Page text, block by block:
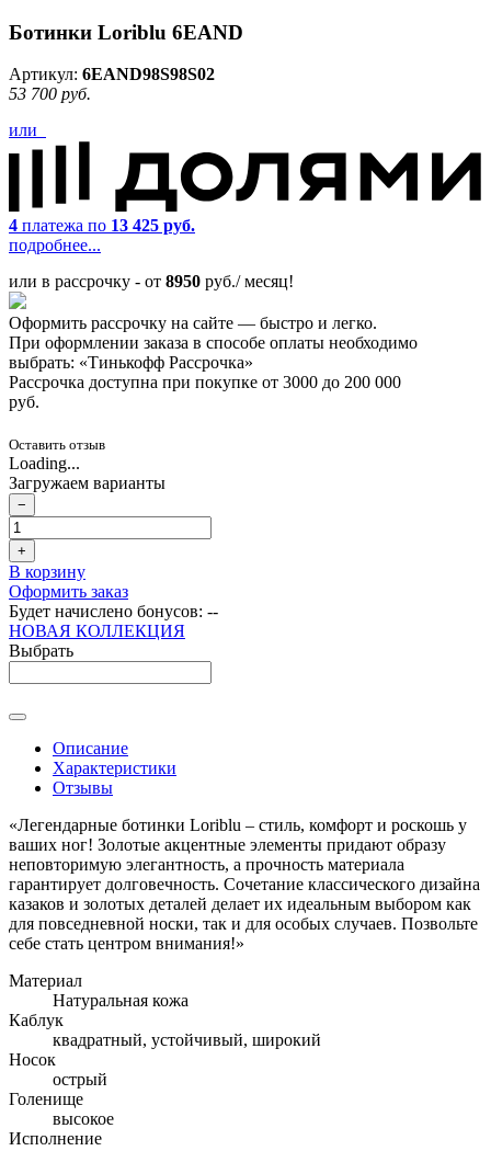
Ботинки Loriblu 6EAND
Артикул: 6EAND98S98S02
53 700 руб.
или
4 платежа по 13 425 руб.
подробнее...
или в рассрочку - от 8950 руб./ месяц!
Оформить рассрочку на сайте — быстро и легко.
При оформлении заказа в способе оплаты необходимо
выбрать: «Тинькофф Рассрочка»
Рассрочка доступна при покупке от 3000 до 200 000
руб.
Оставить отзыв
Loading...
Загружаем варианты
−
+
В корзину
Оформить заказ
Будет начислено бонусов: --
НОВАЯ КОЛЛЕКЦИЯ
Выбрать
Описание
Характеристики
Отзывы
«Легендарные ботинки Loriblu – стиль, комфорт и роскошь у
ваших ног! Золотые акцентные элементы придают образу
неповторимую элегантность, а прочность материала
гарантирует долговечность. Сочетание классического дизайна
казаков и золотых деталей делает их идеальным выбором как
для повседневной носки, так и для особых случаев. Позвольте
себе стать центром внимания!»
Материал
Натуральная кожа
Каблук
квадратный, устойчивый, широкий
Носок
острый
Голенище
высокое
Исполнение